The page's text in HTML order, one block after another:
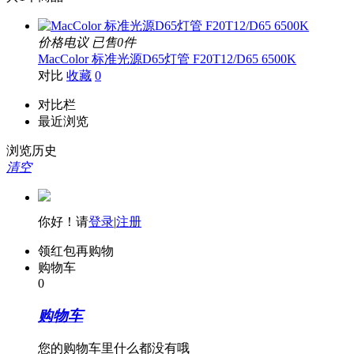
价格电议 已售0件
MacColor 标准光源D65灯管 F20T12/D65 6500K
对比 收藏 0
对比栏
最近浏览
浏览历史
清空
你好！请登录|注册
领红包再购物
购物车
0
购物车
您的购物车里什么都没有哦